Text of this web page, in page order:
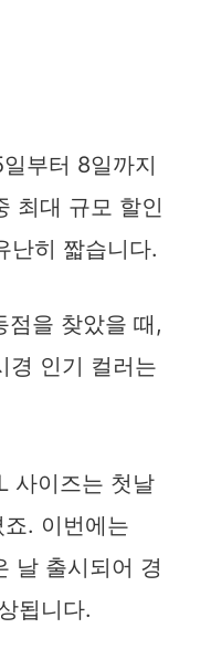
부터 8일까지
최대 규모 할인
난히 짧습니다.
점을 찾았을 때,
경 인기 컬러는
사이즈는 첫날
. 이번에는
날 출시되어 경
됩니다.